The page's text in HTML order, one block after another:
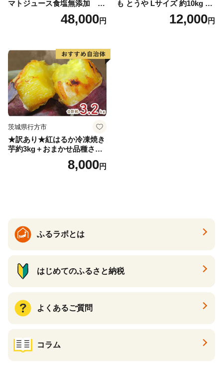
マトジュース食塩無添加 72
0ml PET×15本 1ケース 毎月
届く 3ヵ月 3回コース ns001-
48,000円
も とうや Lサイズ 約10kg 20
26年10月初旬～12月下旬頃お
届け 先行予約 北海道 ジャガ
12,000円
茨城県行方市
★訳あり★紅はるか冷凍焼き
芋約3kg＋おまかせ品種さつ
まいも 合計約3.2kg｜さつ
まいも サツマイモ さつま芋
8,000円
ふるラボとは
はじめてのふるさと納税
よくあるご質問
コラム